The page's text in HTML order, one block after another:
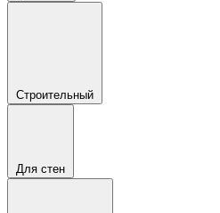
Строительный
Для стен